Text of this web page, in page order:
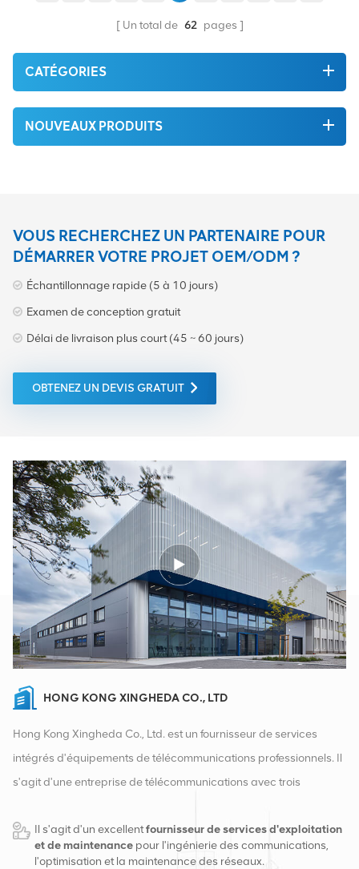
Tout cela est fourni au
meilleur prix possible.
. Tout cela est fourni au
meilleur prix possible.
Un total de 62 pages
CATÉGORIES
NOUVEAUX PRODUITS
VOUS RECHERCHEZ UN PARTENAIRE POUR
DÉMARRER VOTRE PROJET OEM/ODM ?
Échantillonnage rapide (5 à 10 jours)
Examen de conception gratuit
Délai de livraison plus court (45 ~ 60 jours)
OBTENEZ UN DEVIS GRATUIT
HONG KONG XINGHEDA CO., LTD
Hong Kong Xingheda Co., Ltd. est un fournisseur de services
intégrés d'équipements de télécommunications professionnels. Il
s'agit d'une entreprise de télécommunications avec trois
l'heure actuelle, l'entreprise dispose de deux entrepôts
intelligents et de centres de distribution d'usine à Changsha et à
Il s'agit d'un excellentfournisseur de services d'exploitation
et de maintenance pour l'ingénierie des communications,
l'optimisation et la maintenance des réseaux.